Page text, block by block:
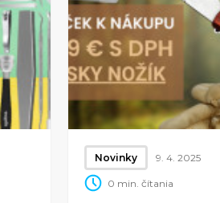
Novinky 9. 4. 2025
0 min. čítania